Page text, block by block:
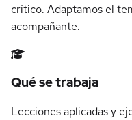
crítico. Adaptamos el
acompañante.
Qué se trabaja
Lecciones aplicadas y